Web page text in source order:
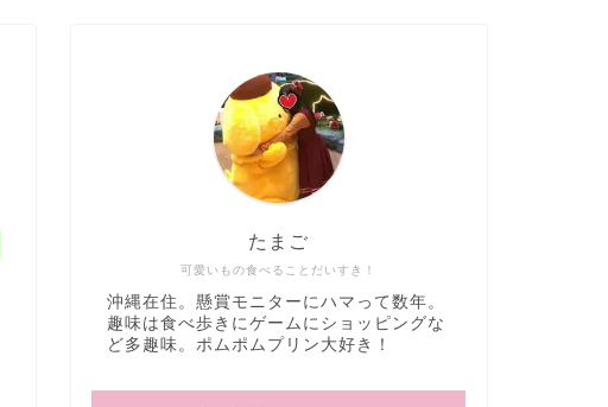
可愛いもの食べることだいすき！
たまご
沖縄在住。懸賞モニターにハマって数年。
趣味は食べ歩きにゲームにショッピングな
ど多趣味。ポムポムプリン大好き！